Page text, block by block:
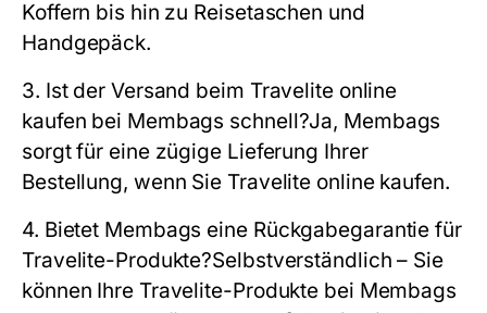
Koffern bis hin zu Reisetaschen und
Handgepäck.
3. Ist der Versand beim Travelite online
kaufen bei Membags schnell?Ja, Membags
sorgt für eine zügige Lieferung Ihrer
Bestellung, wenn Sie Travelite online kaufen.
4. Bietet Membags eine Rückgabegarantie für
Travelite-Produkte?Selbstverständlich – Sie
können Ihre Travelite-Produkte bei Membags